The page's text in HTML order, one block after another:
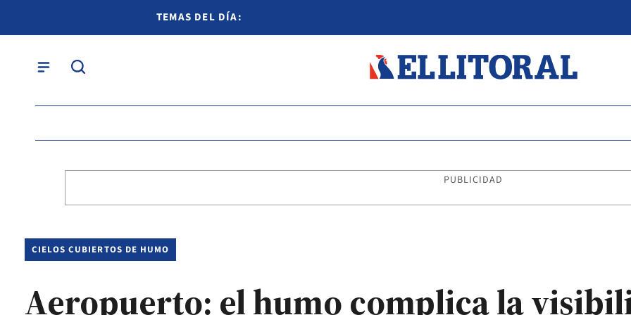
TEMAS DEL DÍA:
PUBLICIDAD
CIELOS CUBIERTOS DE HUMO
Aeropuerto: el humo complica la